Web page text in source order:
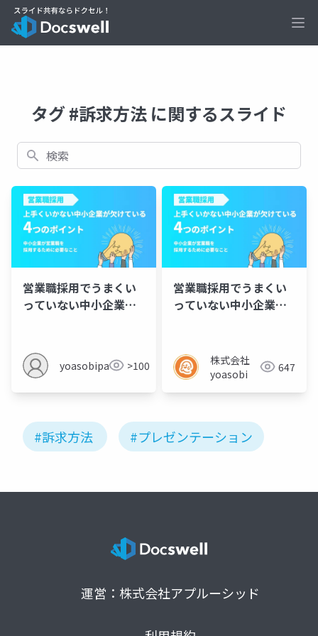
タグ #訴求方法 に関するスライド
検索
営業職採用でうまくい
っていない中小企業が
yoasobipartner>100
営業職採用でうまくい
っていない中小企業が
株式会社
yoasobi
647
#訴求方法 #プレゼンテーション
運営：株式会社アプルーシッド